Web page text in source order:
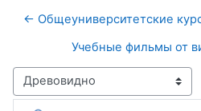
← Общеуниверситетские
Учебные фильмы от
Режим отображения